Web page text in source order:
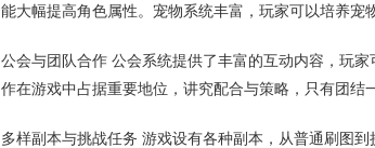
能大幅提高角色属性。宠物系统丰富，玩家可以培养宠
公会与团队合作 公会系统提供了丰富的互动内容，玩
作在游戏中占据重要地位，讲究配合与策略，只有团结
多样副本与挑战任务 游戏设有各种副本，从普通刷图